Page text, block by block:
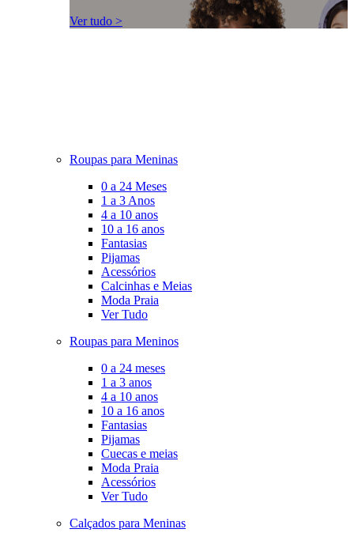
Ver tudo >
Roupas para Meninas
0 a 24 Meses
1 a 3 Anos
4 a 10 anos
10 a 16 anos
Fantasias
Pijamas
Acessórios
Calcinhas e Meias
Moda Praia
Ver Tudo
Roupas para Meninos
0 a 24 meses
1 a 3 anos
4 a 10 anos
10 a 16 anos
Fantasias
Pijamas
Cuecas e meias
Moda Praia
Acessórios
Ver Tudo
Calçados para Meninas